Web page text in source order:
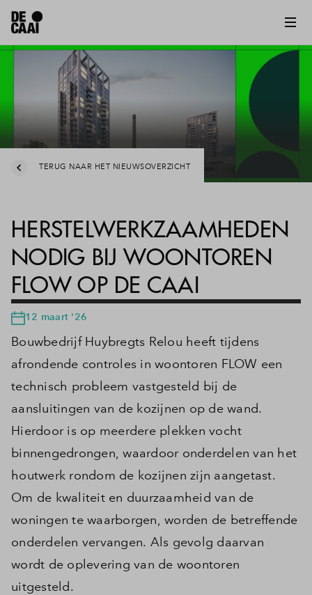
TERUG NAAR HET NIEUWSOVERZICHT
HERSTELWERKZAAMHEDEN
NODIG BIJ WOONTOREN
FLOW OP DE CAAI
12 maart '26
Bouwbedrijf Huybregts Relou heeft tijdens
afrondende controles in woontoren FLOW een
technisch probleem vastgesteld bij de
aansluitingen van de kozijnen op de wand.
Hierdoor is op meerdere plekken vocht
binnengedrongen, waardoor onderdelen van het
houtwerk rondom de kozijnen zijn aangetast.
Om de kwaliteit en duurzaamheid van de
woningen te waarborgen, worden de betreffende
onderdelen vervangen. Als gevolg daarvan
wordt de oplevering van de woontoren
uitgesteld.